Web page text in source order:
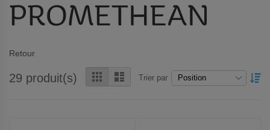
PROMETHEAN
Retour
Grille Liste
29 produit(s) Trier par